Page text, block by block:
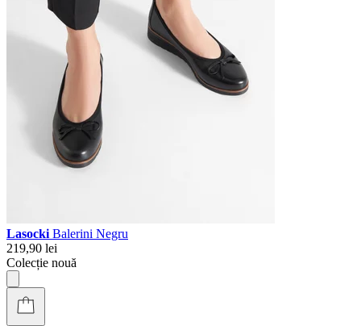
Lasocki Balerini Negru
219,90 lei
Colecție nouă